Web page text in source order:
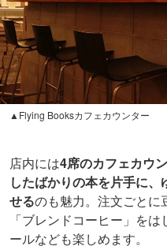
▲Flying Booksカフェカウンター
店内には4席のカフェカウ
したばかりの本を片手に
せるのも魅力。注文ごとに
「ブレンドコーヒー」を
ールなども楽しめます。